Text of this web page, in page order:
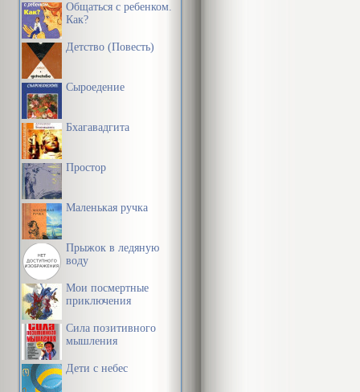
Общаться с ребенком.
Как?
Детство (Повесть)
Сыроедение
Бхагавадгита
Простор
Маленькая ручка
Прыжок в ледяную
воду
Мои посмертные
приключения
Сила позитивного
мышления
Дети с небес